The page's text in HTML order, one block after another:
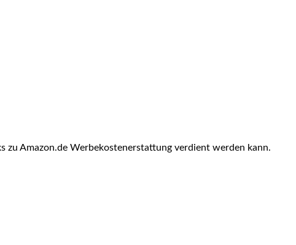
zu Amazon.de Werbekostenerstattung verdient werden kann.